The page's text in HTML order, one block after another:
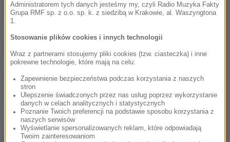
Źródło: RMF24
Tagi:Warszawa gwałt
chcesz widzieć więcej artykułów od RMF24?dodaj w
Administratorem tych danych jesteśmy my, czyli Radio Muzyka Fakty
Grupa RMF sp. z o.o. sp. k. z siedzibą w Krakowie, al. Waszyngtona
1.
Stosowanie plików cookies i innych technologii
Wraz z partnerami stosujemy pliki cookies (tzw. ciasteczka) i inne
pokrewne technologie, które mają na celu:
Zapewnienie bezpieczeństwa podczas korzystania z naszych
stron
Ulepszenie świadczonych przez nas usług poprzez wykorzystanie
danych w celach analitycznych i statystycznych
Poznanie Twoich preferencji na podstawie sposobu korzystania z
naszych serwisów
Wyświetlanie spersonalizowanych reklam, które odpowiadają
Twoim zainteresowaniom